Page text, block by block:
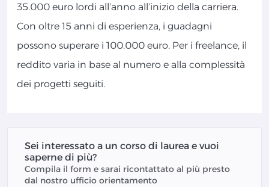
35.000 euro lordi all’anno all’inizio della carriera.
Con oltre 15 anni di esperienza, i guadagni
possono superare i 100.000 euro. Per i freelance, il
reddito varia in base al numero e alla complessità
dei progetti seguiti.
Sei interessato a un corso di laurea e vuoi
saperne di più?
Compila il form e sarai ricontattato al più presto
dal nostro ufficio orientamento